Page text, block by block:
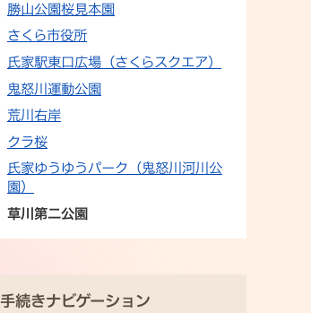
勝山公園桜見本園
さくら市役所
氏家駅東口広場（さくらスクエア）
鬼怒川運動公園
荒川右岸
クラ桜
氏家ゆうゆうパーク（鬼怒川河川公
園）
草川第二公園
手続きナビゲーション